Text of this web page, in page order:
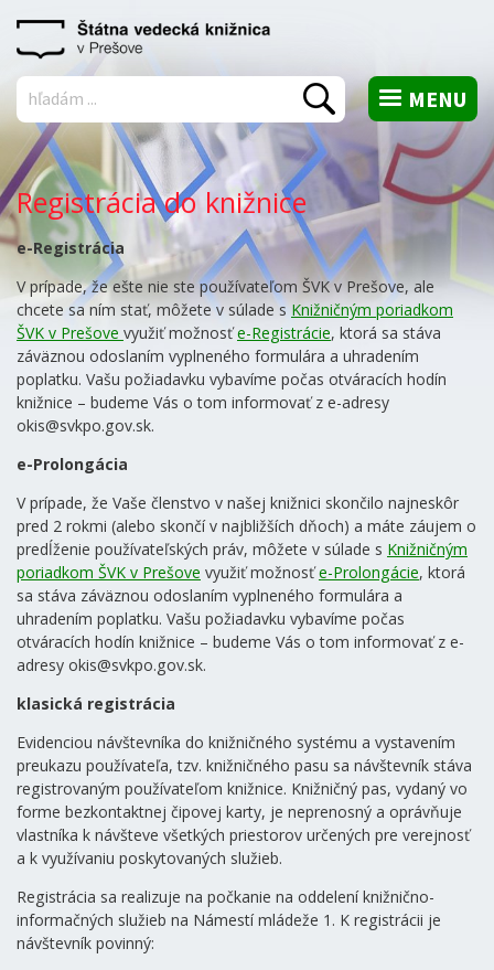
MENU
Vyhľadať
Registrácia do knižnice
e-Registrácia
V prípade, že ešte nie ste používateľom ŠVK v Prešove, ale
chcete sa ním stať, môžete v súlade s Knižničným poriadkom
ŠVK v Prešove využiť možnosťe-Registrácie, ktorá sa stáva
záväznou odoslaním vyplneného formulára a uhradením
poplatku. Vašu požiadavku vybavíme počas otváracích hodín
knižnice – budeme Vás o tom informovať z e-adresy
okis@svkpo.gov.sk.
e-Prolongácia
V prípade, že Vaše členstvo v našej knižnici skončilo najneskôr
pred 2 rokmi (alebo skončí v najbližších dňoch) a máte záujem o
predĺženie používateľských práv, môžete v súlade s Knižničným
poriadkom ŠVK v Prešove využiť možnosťe-Prolongácie, ktorá
sa stáva záväznou odoslaním vyplneného formulára a
uhradením poplatku. Vašu požiadavku vybavíme počas
otváracích hodín knižnice – budeme Vás o tom informovať z e-
adresy okis@svkpo.gov.sk.
klasická registrácia
Evidenciou návštevníka do knižničného systému a vystavením
preukazu používateľa, tzv. knižničného pasu sa návštevník stáva
registrovaným používateľom knižnice. Knižničný pas, vydaný vo
forme bezkontaktnej čipovej karty, je neprenosný a oprávňuje
vlastníka k návšteve všetkých priestorov určených pre verejnosť
a k využívaniu poskytovaných služieb.
Registrácia sa realizuje na počkanie na oddelení knižnično-
informačných služieb na Námestí mládeže 1. K registrácii je
návštevník povinný: